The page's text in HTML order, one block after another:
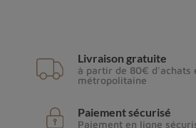
Livraison gratuite
à partir de 80€ d'achats
métropolitaine
Paiement sécurisé
Paiement en ligne